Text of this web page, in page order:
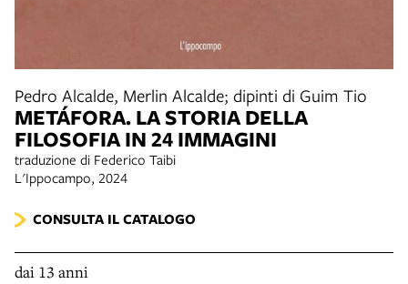
Pedro Alcalde, Merlin Alcalde; dipinti di Guim Tio
METÁFORA. LA STORIA DELLA
FILOSOFIA IN 24 IMMAGINI
traduzione di Federico Taibi
L'Ippocampo, 2024
CONSULTA IL CATALOGO
dai 13 anni